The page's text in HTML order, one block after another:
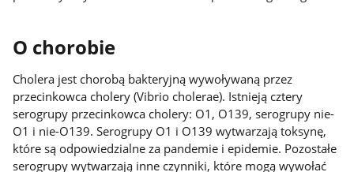
O chorobie
Cholera jest chorobą bakteryjną wywoływaną przez
przecinkowca cholery (Vibrio cholerae). Istnieją cztery
serogrupy przecinkowca cholery: O1, O139, serogrupy nie-
O1 i nie-O139. Serogrupy O1 i O139 wytwarzają toksynę,
które są odpowiedzialne za pandemie i epidemie. Pozostałe
serogrupy wytwarzają inne czynniki, które mogą wywołać